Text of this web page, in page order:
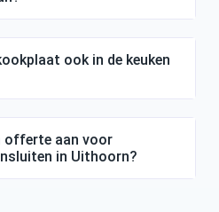
ook in de keuken
offerte aan voor
in Uithoorn?